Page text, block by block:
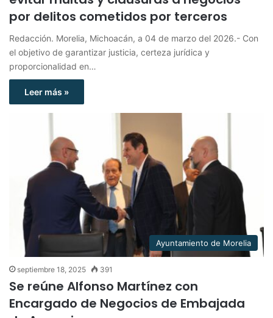
por delitos cometidos por terceros
Redacción. Morelia, Michoacán, a 04 de marzo del 2026.- Con
el objetivo de garantizar justicia, certeza jurídica y
proporcionalidad en…
Leer más »
Ayuntamiento de Morelia
septiembre 18, 2025 391
Se reúne Alfonso Martínez con
Encargado de Negocios de Embajada